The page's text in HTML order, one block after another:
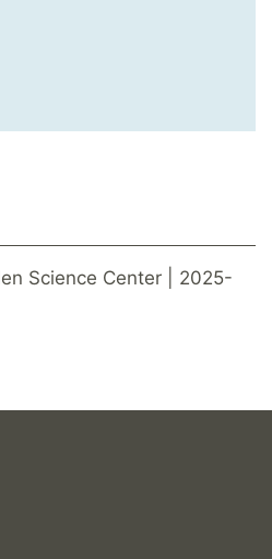
Science Center | 2025-